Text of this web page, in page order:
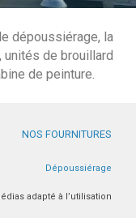
dépoussiérage, la
unités de brouillard
de peinture.
NOS FOURNITURES
Dépoussiérage
adapté à l’utilisation